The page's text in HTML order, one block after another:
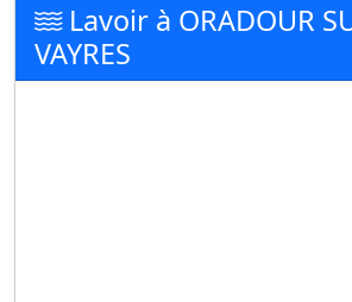
Lavoir à ORADOUR
VAYRES